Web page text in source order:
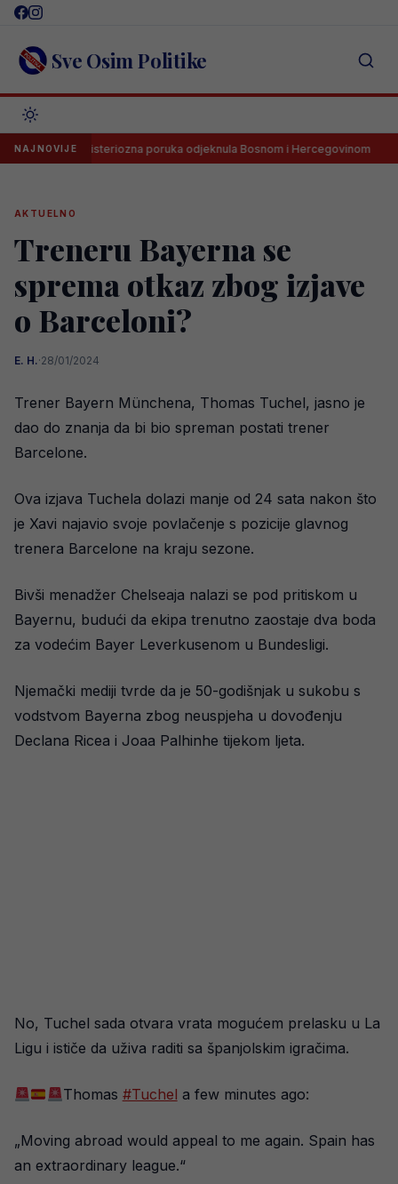
Skip
content Sve Osim Politike
NAJNOVIJE
misteriozna poruka odjeknula Bosnom i Hercegovinom
AKTUELNO
Treneru Bayerna se
sprema otkaz zbog izjave
o Barceloni?
E. H.·28/01/2024
Trener Bayern Münchena, Thomas Tuchel, jasno je
dao do znanja da bi bio spreman postati trener
Barcelone.
Ova izjava Tuchela dolazi manje od 24 sata nakon što
je Xavi najavio svoje povlačenje s pozicije glavnog
trenera Barcelone na kraju sezone.
Bivši menadžer Chelseaja nalazi se pod pritiskom u
Bayernu, budući da ekipa trenutno zaostaje dva boda
za vodećim Bayer Leverkusenom u Bundesligi.
Njemački mediji tvrde da je 50-godišnjak u sukobu s
vodstvom Bayerna zbog neuspjeha u dovođenju
Declana Ricea i Joaa Palhinhe tijekom ljeta.
No, Tuchel sada otvara vrata mogućem prelasku u La
Ligu i ističe da uživa raditi sa španjolskim igračima.
Thomas #Tuchel a few minutes ago:
„Moving abroad would appeal to me again. Spain has
an extraordinary league.“